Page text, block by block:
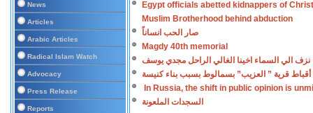
News
Articles
Arabic Articles
Radical Islam Watch
Advocacy
Press Release
Reports
Egypt officials abetted kidnappers of
Muslim Brotherhood behind abduction
صار الحب انساناً
Magdy 40th memorial
نزف الي السماء اخينا الغالي الراحل مجدي يوسف
أقباط قرية ” العزيب” بسمالوط بسبب بناء كنيسة
In Russia, the shift in public opinion is
السجدات الملعونة